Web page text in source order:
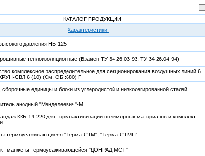
КАТАЛОГ ПРОДУКЦИИ
Характеристики
давления НБ-125
теплоизоляционные (Взамен ТУ 34 26.03-93, ТУ 34 26.04-94)
комплексное распределительное для секционирования воздушных линий 6
СВЛ 6 (10) (См. ОБ :680) Г
сборочные единицы и блоки из углеродистой и низколегированной сталей
анодный "Менделеевич"-М
ККБ-14-220 для термоактивизации полимерных материалов и комплект
термоусаживающиеся "Терма-СТМ", "Терма-СТМП"
манжеты термоусаживающейся "ДОНРАД-МСТ"